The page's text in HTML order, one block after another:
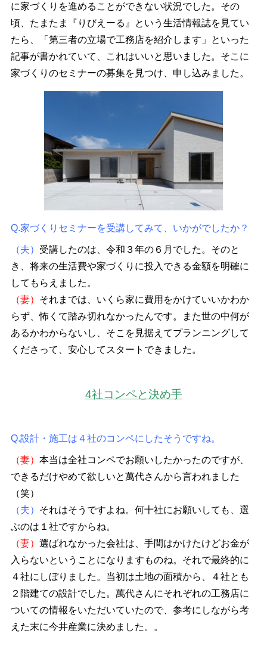
に家づくりを進めることができない状況でした。その
頃、たまたま『りびえーる』という生活情報誌を見てい
たら、「第三者の立場で工務店を紹介します」といった
記事が書かれていて、これはいいと思いました。そこに
家づくりのセミナーの募集を見つけ、申し込みました。
Q.家づくりセミナーを受講してみて、いかがでしたか？
（夫） 受講したのは、令和３年の６月でした。そのと
き、将来の生活費や家づくりに投入できる金額を明確に
してもらえました。
（妻） それまでは、いくら家に費用をかけていいかわか
らず、怖くて踏み切れなかったんです。また世の中何が
あるかわからないし、そこを見据えてプランニングして
くださって、安心してスタートできました。
4社コンペと決め手
Q.設計・施工は４社のコンペにしたそうですね。
（妻） 本当は全社コンペでお願いしたかったのですが、
できるだけやめて欲しいと萬代さんから言われました
（笑）
（夫） それはそうですよね。何十社にお願いしても、選
ぶのは１社ですからね。
（妻） 選ばれなかった会社は、手間はかけたけどお金が
入らないということになりますものね。それで最終的に
４社にしぼりました。当初は土地の面積から、４社とも
２階建ての設計でした。萬代さんにそれぞれの工務店に
ついての情報をいただいていたので、参考にしながら考
えた末に今井産業に決めました。。